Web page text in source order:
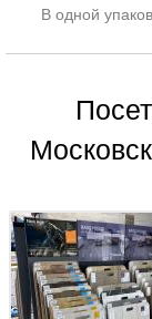
В одной